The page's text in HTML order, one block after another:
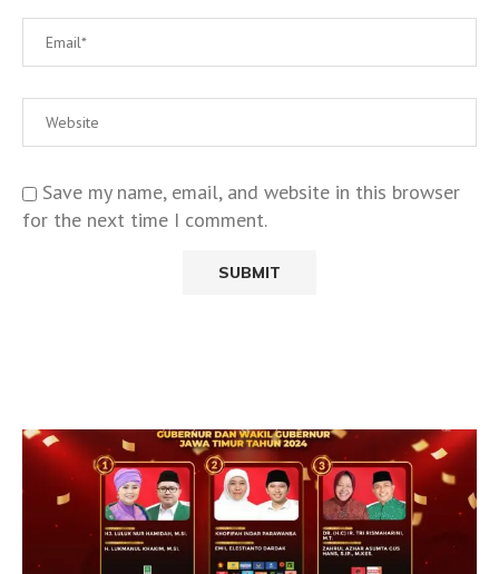
Save my name, email, and website in this browser
for the next time I comment.